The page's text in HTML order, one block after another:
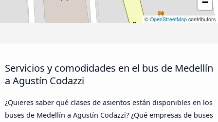
© OpenStreetMap contributors
Servicios y comodidades en el bus de Medellín
a Agustín Codazzi
¿Quieres saber qué clases de asientos están disponibles en los
buses de Medellín a Agustín Codazzi? ¿Qué empresas de buses